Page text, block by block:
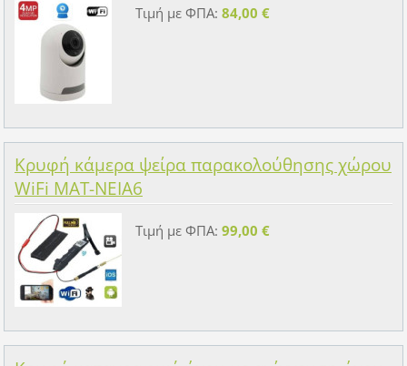
Τιμή με ΦΠΑ: 84,00 €
Κρυφή κάμερα ψείρα παρακολούθησης χώρου
WiFi MAT-NEIA6
Τιμή με ΦΠΑ: 99,00 €